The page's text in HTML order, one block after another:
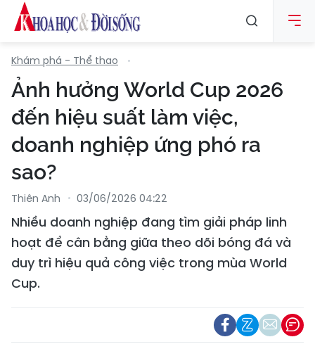
Khám phá - Thể thao
Ảnh hưởng World Cup 2026
đến hiệu suất làm việc,
doanh nghiệp ứng phó ra
sao?
Thiên Anh 03/06/2026 04:22
Nhiều doanh nghiệp đang tìm giải pháp linh
hoạt để cân bằng giữa theo dõi bóng đá và
duy trì hiệu quả công việc trong mùa World
Cup.